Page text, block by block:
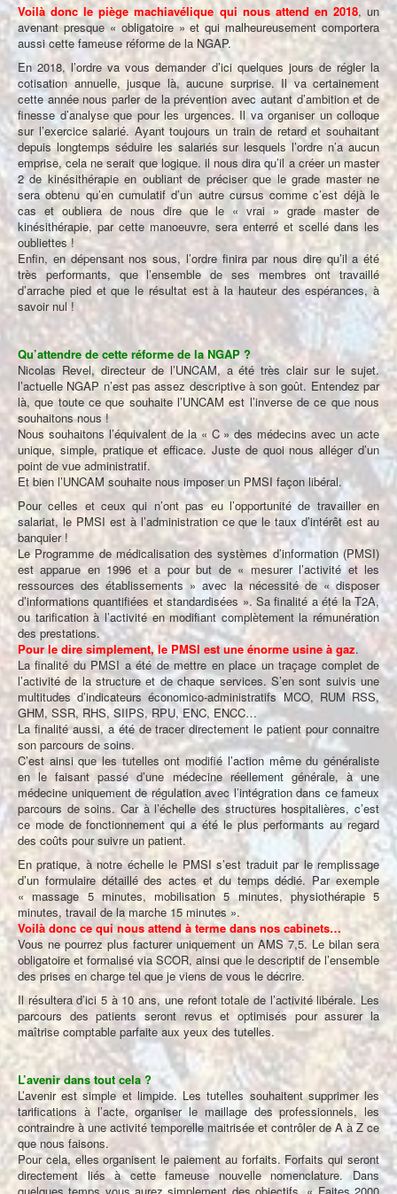
Voilà donc le piège machiavélique qui nous attend en 2018, un
avenant presque « obligatoire » et qui malheureusement comportera
aussi cette fameuse réforme de la NGAP.
En 2018, l’ordre va vous demander d’ici quelques jours de régler la
cotisation annuelle, jusque là, aucune surprise. Il va certainement
cette année nous parler de la prévention avec autant d’ambition et de
finesse d’analyse que pour les urgences. Il va organiser un colloque
sur l’exercice salarié. Ayant toujours un train de retard et souhaitant
depuis longtemps séduire les salariés sur lesquels l’ordre n’a aucun
emprise, cela ne serait que logique. il nous dira qu’il a créer un master
2 de kinésithérapie en oubliant de préciser que le grade master ne
sera obtenu qu’en cumulatif d’un autre cursus comme c’est déjà le
cas et oubliera de nous dire que le « vrai » grade master de
kinésithérapie, par cette manoeuvre, sera enterré et scellé dans les
oubliettes !
Enfin, en dépensant nos sous, l’ordre finira par nous dire qu’il a été
très performants, que l’ensemble de ses membres ont travaillé
d’arrache pied et que le résultat est à la hauteur des espérances, à
savoir nul !
Qu’attendre de cette réforme de la NGAP ?
Nicolas Revel, directeur de l’UNCAM, a été très clair sur le sujet.
l’actuelle NGAP n’est pas assez descriptive à son goût. Entendez par
là, que toute ce que souhaite l’UNCAM est l’inverse de ce que nous
souhaitons nous !
Nous souhaitons l’équivalent de la « C » des médecins avec un acte
unique, simple, pratique et efficace. Juste de quoi nous alléger d’un
point de vue administratif.
Et bien l’UNCAM souhaite nous imposer un PMSI façon libéral.
Pour celles et ceux qui n’ont pas eu l’opportunité de travailler en
salariat, le PMSI est à l’administration ce que le taux d’intérêt est au
banquier !
Le Programme de médicalisation des systèmes d’information (PMSI)
est apparue en 1996 et a pour but de « mesurer l’activité et les
ressources des établissements » avec la nécessité de « disposer
d’informations quantifiées et standardisées ». Sa finalité a été la T2A,
ou tarification à l’activité en modifiant complètement la rémunération
des prestations.
Pour le dire simplement, le PMSI est une énorme usine à gaz.
La finalité du PMSI a été de mettre en place un traçage complet de
l’activité de la structure et de chaque services. S’en sont suivis une
multitudes d’indicateurs économico-administratifs MCO, RUM RSS,
GHM, SSR, RHS, SIIPS, RPU, ENC, ENCC…
La finalité aussi, a été de tracer directement le patient pour connaitre
son parcours de soins.
C’est ainsi que les tutelles ont modifié l’action même du généraliste
en le faisant passé d’une médecine réellement générale, à une
médecine uniquement de régulation avec l’intégration dans ce fameux
parcours de soins. Car à l’échelle des structures hospitalières, c’est
ce mode de fonctionnement qui a été le plus performants au regard
des coûts pour suivre un patient.
En pratique, à notre échelle le PMSI s’est traduit par le remplissage
d’un formulaire détaillé des actes et du temps dédié. Par exemple
« massage 5 minutes, mobilisation 5 minutes, physiothérapie 5
minutes, travail de la marche 15 minutes ».
Voilà donc ce qui nous attend à terme dans nos cabinets…
Vous ne pourrez plus facturer uniquement un AMS 7,5. Le bilan sera
obligatoire et formalisé via SCOR, ainsi que le descriptif de l’ensemble
des prises en charge tel que je viens de vous le décrire.
Il résultera d’ici 5 à 10 ans, une refont totale de l’activité libérale. Les
parcours des patients seront revus et optimisés pour assurer la
maîtrise comptable parfaite aux yeux des tutelles.
L’avenir dans tout cela ?
L’avenir est simple et limpide. Les tutelles souhaitent supprimer les
tarifications à l’acte, organiser le maillage des professionnels, les
contraindre à une activité temporelle maitrisée et contrôler de A à Z ce
que nous faisons.
Pour cela, elles organisent le paiement au forfaits. Forfaits qui seront
directement liés à cette fameuse nouvelle nomenclature. Dans